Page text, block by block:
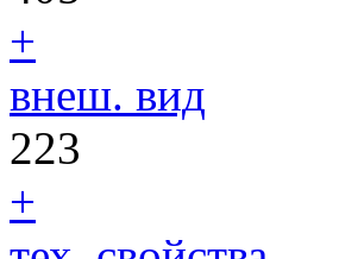
+
внеш. вид
223
+